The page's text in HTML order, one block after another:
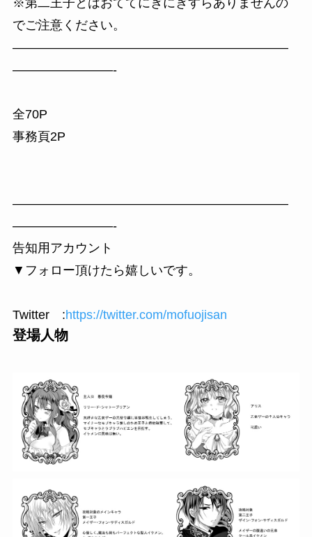
※第二王子とはおててにぎにぎすらありませんの
でご注意ください。
——————————————————————
————————-
全70P
事務頁2P
——————————————————————
————————-
告知用アカウント
▼フォロー頂けたら嬉しいです。
Twitter :https://twitter.com/mofuojisan
登場人物